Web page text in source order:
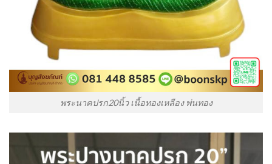
พระนาคปรก20นิ้ว เนื้อทองเหลือง พ่นทอง